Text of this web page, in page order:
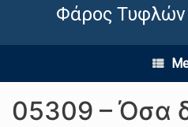
Φάρος Τυφλών
05309 – Όσα